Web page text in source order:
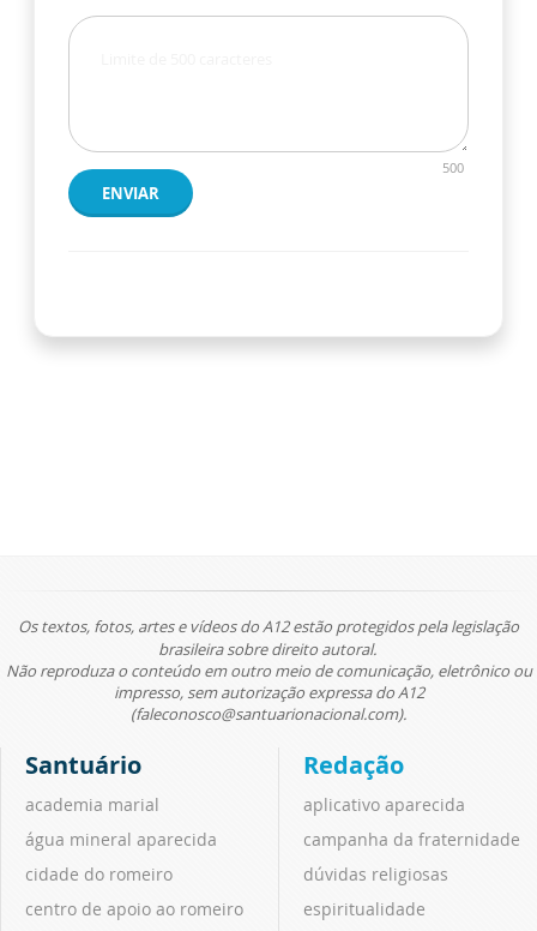
500
ENVIAR
Os textos, fotos, artes e vídeos do A12 estão protegidos pela legislação
brasileira sobre direito autoral.
Não reproduza o conteúdo em outro meio de comunicação, eletrônico ou
impresso, sem autorização expressa do A12
(faleconosco@santuarionacional.com).
Santuário
academia marial
água mineral aparecida
cidade do romeiro
centro de apoio ao romeiro
Redação
aplicativo aparecida
campanha da fraternidade
dúvidas religiosas
espiritualidade